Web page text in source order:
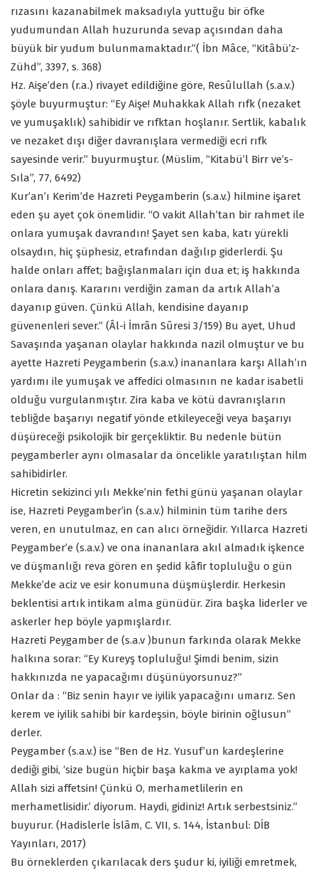
rızasını kazanabilmek maksadıyla yuttuğu bir öfke
yudumundan Allah huzurunda sevap açısından daha
büyük bir yudum bulunmamaktadır.”( İbn Mâce, “Kitâbü’z-
Zühd”, 3397, s. 368)
Hz. Aişe’den (r.a.) rivayet edildiğine göre, Resûlullah (s.a.v.)
şöyle buyurmuştur: “Ey Aişe! Muhakkak Allah rıfk (nezaket
ve yumuşaklık) sahibidir ve rıfktan hoşlanır. Sertlik, kabalık
ve nezaket dışı diğer davranışlara vermediği ecri rıfk
sayesinde verir.” buyurmuştur. (Müslim, “Kitabü’l Birr ve’s-
Sıla”, 77, 6492)
Kur’an’ı Kerim’de Hazreti Peygamberin (s.a.v.) hilmine işaret
eden şu ayet çok önemlidir. “O vakit Allah’tan bir rahmet ile
onlara yumuşak davrandın! Şayet sen kaba, katı yürekli
olsaydın, hiç şüphesiz, etrafından dağılıp giderlerdi. Şu
halde onları affet; bağışlanmaları için dua et; iş hakkında
onlara danış. Kararını verdiğin zaman da artık Allah’a
dayanıp güven. Çünkü Allah, kendisine dayanıp
güvenenleri sever.” (Âl-i İmrân Sûresi 3/159) Bu ayet, Uhud
Savaşında yaşanan olaylar hakkında nazil olmuştur ve bu
ayette Hazreti Peygamberin (s.a.v.) inananlara karşı Allah’ın
yardımı ile yumuşak ve affedici olmasının ne kadar isabetli
olduğu vurgulanmıştır. Zira kaba ve kötü davranışların
tebliğde başarıyı negatif yönde etkileyeceği veya başarıyı
düşüreceği psikolojik bir gerçekliktir. Bu nedenle bütün
peygamberler aynı olmasalar da öncelikle yaratılıştan hilm
sahibidirler.
Hicretin sekizinci yılı Mekke’nin fethi günü yaşanan olaylar
ise, Hazreti Peygamber’in (s.a.v.) hilminin tüm tarihe ders
veren, en unutulmaz, en can alıcı örneğidir. Yıllarca Hazreti
Peygamber’e (s.a.v.) ve ona inananlara akıl almadık işkence
ve düşmanlığı reva gören en şedid kâfir topluluğu o gün
Mekke’de aciz ve esir konumuna düşmüşlerdir. Herkesin
beklentisi artık intikam alma günüdür. Zira başka liderler ve
askerler hep böyle yapmışlardır.
Hazreti Peygamber de (s.a.v )bunun farkında olarak Mekke
halkına sorar: “Ey Kureyş topluluğu! Şimdi benim, sizin
hakkınızda ne yapacağımı düşünüyorsunuz?”
Onlar da : “Biz senin hayır ve iyilik yapacağını umarız. Sen
kerem ve iyilik sahibi bir kardeşsin, böyle birinin oğlusun”
derler.
Peygamber (s.a.v.) ise “Ben de Hz. Yusuf’un kardeşlerine
dediği gibi, ‘size bugün hiçbir başa kakma ve ayıplama yok!
Allah sizi affetsin! Çünkü O, merhametlilerin en
merhametlisidir.’ diyorum. Haydi, gidiniz! Artık serbestsiniz.”
buyurur. (Hadislerle İslâm, C. VII, s. 144, İstanbul: DİB
Yayınları, 2017)
Bu örneklerden çıkarılacak ders şudur ki, iyiliği emretmek,